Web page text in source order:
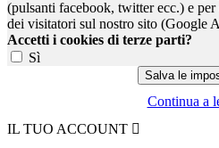
(pulsanti facebook, twitter ecc.) e
dei visitatori sul nostro sito (Google
Accetti i cookies di terze parti?
Sì
Continua a
IL TUO ACCOUNT 